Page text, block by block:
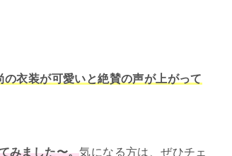
の衣装が可愛いと絶賛の声が上がって
みました〜。気になる方は、ぜひチェ